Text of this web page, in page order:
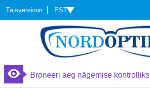
Täisversioon EST
Broneeri aeg nägemise kontrolliks